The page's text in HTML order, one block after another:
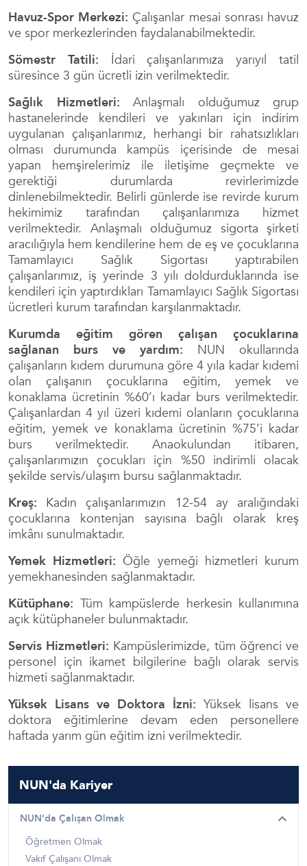
NUN'da Kariyer
NUN’da Çalışan Olmak
Öğretmen Olmak
Vakıf Çalışanı Olmak
Havuz-Spor Merkezi: Çalışanlar mesai sonrası havuz
ve spor merkezlerinden faydalanabilmektedir.
Sömestr Tatili: İdari çalışanlarımıza yarıyıl tatil
süresince 3 gün ücretli izin verilmektedir.
Sağlık Hizmetleri: Anlaşmalı olduğumuz grup
hastanelerinde kendileri ve yakınları için indirim
uygulanan çalışanlarımız, herhangi bir rahatsızlıkları
olması durumunda kampüs içerisinde de mesai
yapan hemşirelerimiz ile iletişime geçmekte ve
gerektiği durumlarda revirlerimizde
dinlenebilmektedir. Belirli günlerde ise revirde kurum
hekimimiz tarafından çalışanlarımıza hizmet
verilmektedir. Anlaşmalı olduğumuz sigorta şirketi
aracılığıyla hem kendilerine hem de eş ve çocuklarına
Tamamlayıcı Sağlık Sigortası yaptırabilen
çalışanlarımız, iş yerinde 3 yılı doldurduklarında ise
kendileri için yaptırdıkları Tamamlayıcı Sağlık Sigortası
ücretleri kurum tarafından karşılanmaktadır.
Kurumda eğitim gören çalışan çocuklarına
sağlanan burs ve yardım: NUN okullarında
çalışanların kıdem durumuna göre 4 yıla kadar kıdemi
olan çalışanın çocuklarına eğitim, yemek ve
konaklama ücretinin %60’ı kadar burs verilmektedir.
Çalışanlardan 4 yıl üzeri kıdemi olanların çocuklarına
eğitim, yemek ve konaklama ücretinin %75’i kadar
burs verilmektedir. Anaokulundan itibaren,
çalışanlarımızın çocukları için %50 indirimli olacak
şekilde servis/ulaşım bursu sağlanmaktadır.
Kreş: Kadın çalışanlarımızın 12-54 ay aralığındaki
çocuklarına kontenjan sayısına bağlı olarak kreş
imkânı sunulmaktadır.
Yemek Hizmetleri: Öğle yemeği hizmetleri kurum
yemekhanesinden sağlanmaktadır.
Kütüphane: Tüm kampüslerde herkesin kullanımına
açık kütüphaneler bulunmaktadır.
Servis Hizmetleri: Kampüslerimizde, tüm öğrenci ve
personel için ikamet bilgilerine bağlı olarak servis
hizmeti sağlanmaktadır.
Yüksek Lisans ve Doktora İzni: Yüksek lisans ve
doktora eğitimlerine devam eden personellere
haftada yarım gün eğitim izni verilmektedir.